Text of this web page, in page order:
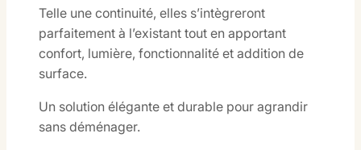
Telle une continuité, elles s’intègreront
parfaitement à l’existant tout en apportant
confort, lumière, fonctionnalité et addition de
surface.
Un solution élégante et durable pour agrandir
sans déménager.